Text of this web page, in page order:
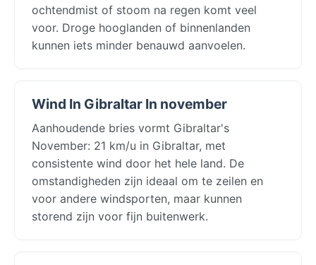
ochtendmist of stoom na regen komt veel
voor. Droge hooglanden of binnenlanden
kunnen iets minder benauwd aanvoelen.
Wind In Gibraltar In november
Aanhoudende bries vormt Gibraltar's
November: 21 km/u in Gibraltar, met
consistente wind door het hele land. De
omstandigheden zijn ideaal om te zeilen en
voor andere windsporten, maar kunnen
storend zijn voor fijn buitenwerk.